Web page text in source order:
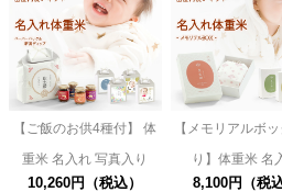
【ご飯のお供4種付】 体
重米 名入れ 写真入り
10,260円（税込）
【メモリアルボ
り】体重米 名
8,100円（税込